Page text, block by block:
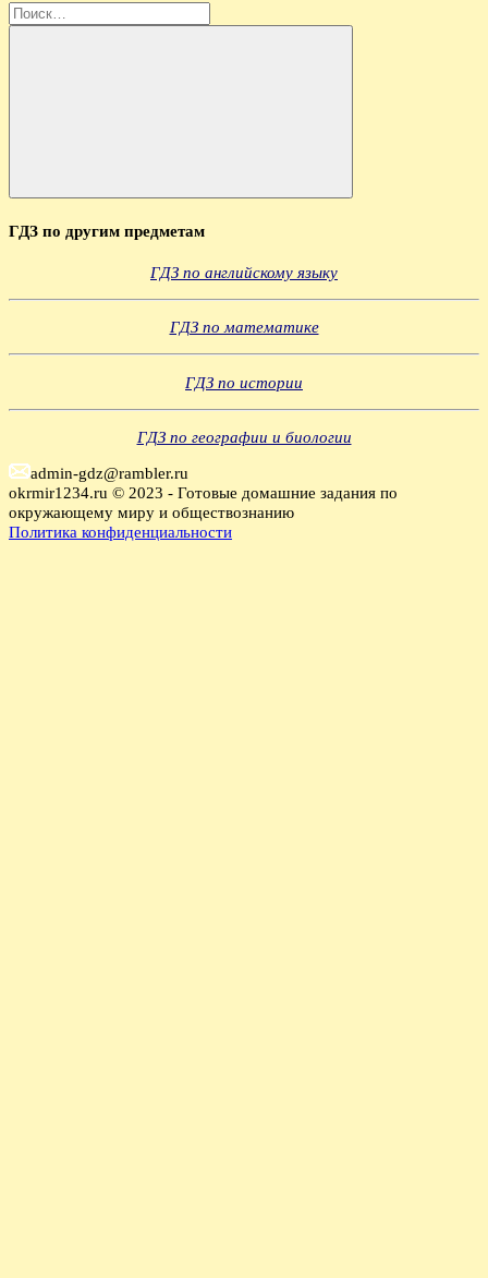
Найти:
Поиск
ГДЗ по другим предметам
ГДЗ по английскому языку
ГДЗ по математике
ГДЗ по истории
ГДЗ по географии и биологии
admin-gdz@rambler.ru
okrmir1234.ru © 2023 - Готовые домашние задания по
окружающему миру и обществознанию
Политика конфиденциальности